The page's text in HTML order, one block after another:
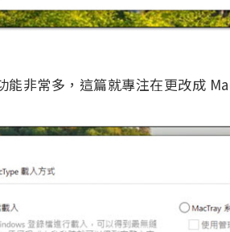
能非常多，這篇就專注在更改成